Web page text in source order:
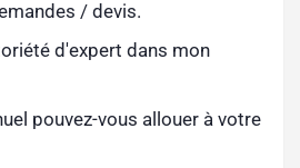
/ devis.
d'expert dans mon
pouvez-vous allouer à votre